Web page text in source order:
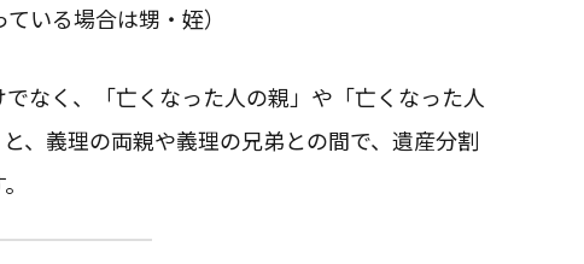
いる場合は甥・姪）
なく、「亡くなった人の親」や「亡くなった人
、義理の両親や義理の兄弟との間で、遺産分割